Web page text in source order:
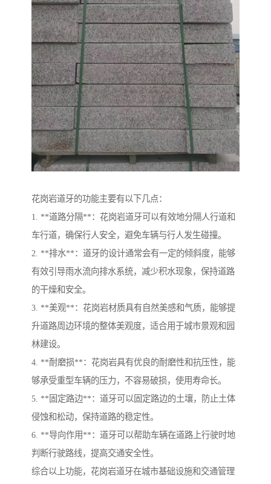
花岗岩道牙的功能主要有以下几点：
1. **道路分隔**：花岗岩道牙可以有效地分隔人行道和
车行道，确保行人安全，避免车辆与行人发生碰撞。
2. **排水**：道牙的设计通常会有一定的倾斜度，能够
有效引导雨水流向排水系统，减少积水现象，保持道路
的干燥和安全。
3. **美观**：花岗岩材质具有自然美感和气质，能够提
升道路周边环境的整体美观度，适合用于城市景观和园
林建设。
4. **耐磨损**：花岗岩具有优良的耐磨性和抗压性，能
够承受重型车辆的压力，不容易破损，使用寿命长。
5. **固定路边**：道牙可以固定路边的土壤，防止土体
侵蚀和松动，保持道路的稳定性。
6. **导向作用**：道牙可以帮助车辆在道路上行驶时地
判断行驶路线，提高交通安全性。
综合以上功能，花岗岩道牙在城市基础设施和交通管理